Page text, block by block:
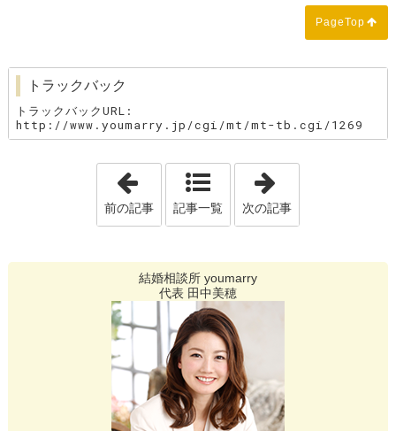
PageTop
トラックバック
トラックバックURL:
http://www.youmarry.jp/cgi/mt/mt-tb.cgi/1269
「初めまして！結婚相談所『youmarry
前の記事 記事一覧 次の記事
結婚相談所 youmarry
代表 田中美穂